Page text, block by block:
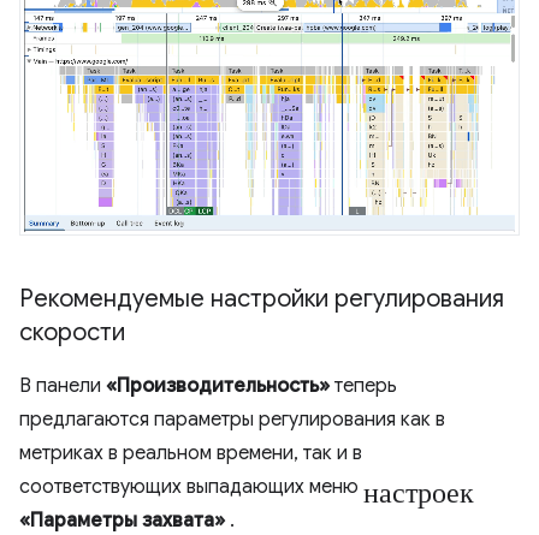
Рекомендуемые настройки регулирования
скорости
В панели «Производительность» теперь
предлагаются параметры регулирования как в
метриках в реальном времени, так и в
соответствующих выпадающих меню настроек
«Параметры захвата» .